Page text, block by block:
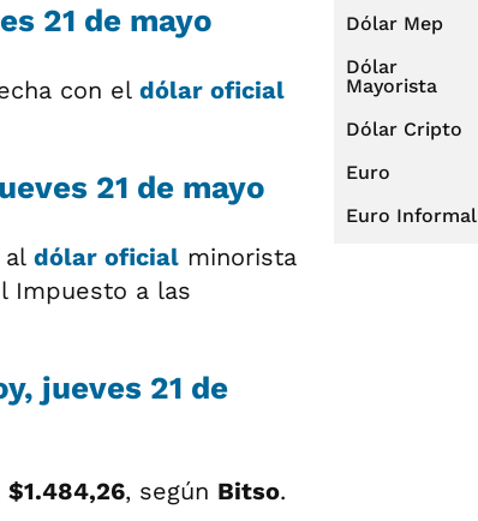
21 de mayo
con el dólar oficial
21 de mayo
al dólar oficial minorista
Impuesto a las
jueves 21 de
$1.484,26, según Bitso.
Dólar Mep
Dólar
Mayorista
Dólar Cripto
Euro
Euro Informal